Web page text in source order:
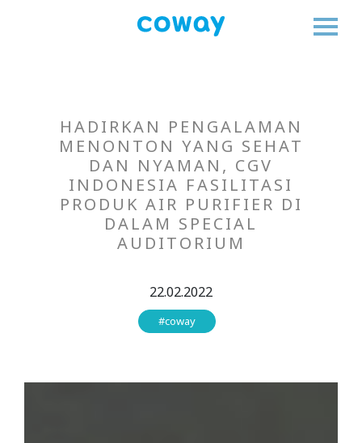
HADIRKAN PENGALAMAN
MENONTON YANG SEHAT
DAN NYAMAN, CGV
INDONESIA FASILITASI
PRODUK AIR PURIFIER DI
DALAM SPECIAL
AUDITORIUM
22.02.2022
#coway